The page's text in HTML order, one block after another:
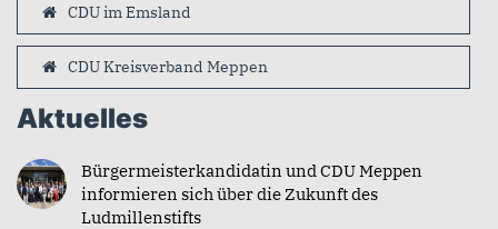
CDU im Emsland
CDU Kreisverband Meppen
Aktuelles
Bürgermeisterkandidatin und CDU Meppen
informieren sich über die Zukunft des
Ludmillenstifts